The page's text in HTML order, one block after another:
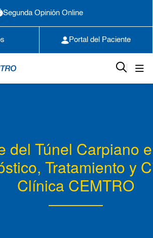
Segunda Opinión Online
Portal del Paciente
del Túnel Carpiano
, Tratamiento y
Clínica CEMTRO